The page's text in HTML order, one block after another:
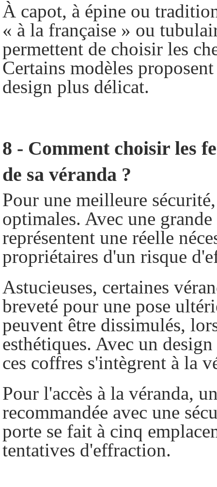
À capot, à épine ou
« à la française » ou
permettent de choisir les
Certains modèles
design plus délicat.
8 - Comment choisir les
de sa véranda ?
Pour une meilleure
optimales. Avec une
représentent une réelle
propriétaires d'un risque
Astucieuses, certaines
breveté pour une pose
peuvent être dissimulés,
esthétiques. Avec un
ces coffres s'intègrent à la
Pour l'accès à la véranda,
recommandée avec une
porte se fait à cinq
tentatives d'effraction.